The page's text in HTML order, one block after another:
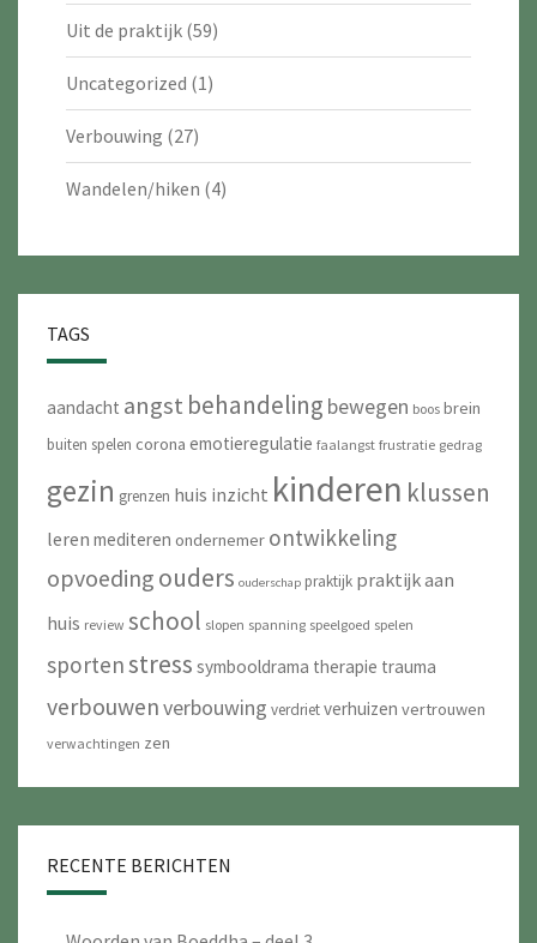
Uit de praktijk (59)
Uncategorized (1)
Verbouwing (27)
Wandelen/hiken (4)
TAGS
aandacht angst behandeling bewegen boos brein
buiten spelen corona emotieregulatie faalangst frustratie gedrag
gezin grenzen huis inzicht kinderen klussen
leren mediteren ondernemer ontwikkeling
opvoeding ouders ouderschap praktijk praktijk aan
huis review school slopen spanning speelgoed spelen
sportenstress symbooldrama therapie trauma
verbouwenverbouwing verdrietverhuizen vertrouwen
verwachtingen zen
RECENTE BERICHTEN